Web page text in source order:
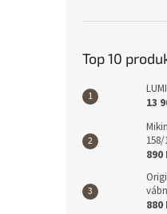
Top 10
13
158/
890
880